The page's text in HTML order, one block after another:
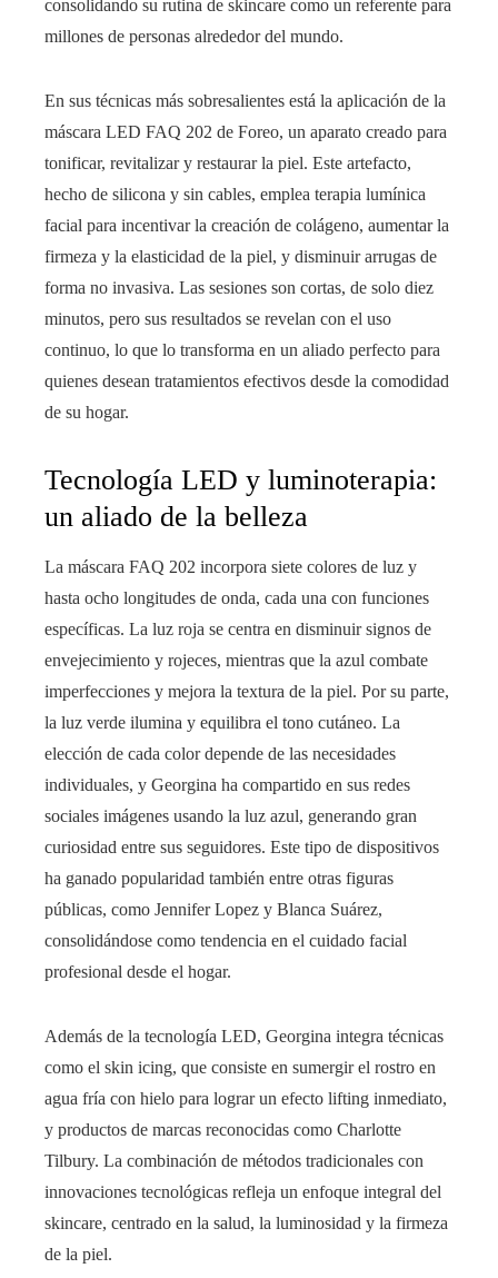
consolidando su rutina de skincare como un referente para
millones de personas alrededor del mundo.
En sus técnicas más sobresalientes está la aplicación de la
máscara LED FAQ 202 de Foreo, un aparato creado para
tonificar, revitalizar y restaurar la piel. Este artefacto,
hecho de silicona y sin cables, emplea terapia lumínica
facial para incentivar la creación de colágeno, aumentar la
firmeza y la elasticidad de la piel, y disminuir arrugas de
forma no invasiva. Las sesiones son cortas, de solo diez
minutos, pero sus resultados se revelan con el uso
continuo, lo que lo transforma en un aliado perfecto para
quienes desean tratamientos efectivos desde la comodidad
de su hogar.
Tecnología LED y luminoterapia:
un aliado de la belleza
La máscara FAQ 202 incorpora siete colores de luz y
hasta ocho longitudes de onda, cada una con funciones
específicas. La luz roja se centra en disminuir signos de
envejecimiento y rojeces, mientras que la azul combate
imperfecciones y mejora la textura de la piel. Por su parte,
la luz verde ilumina y equilibra el tono cutáneo. La
elección de cada color depende de las necesidades
individuales, y Georgina ha compartido en sus redes
sociales imágenes usando la luz azul, generando gran
curiosidad entre sus seguidores. Este tipo de dispositivos
ha ganado popularidad también entre otras figuras
públicas, como Jennifer Lopez y Blanca Suárez,
consolidándose como tendencia en el cuidado facial
profesional desde el hogar.
Además de la tecnología LED, Georgina integra técnicas
como el skin icing, que consiste en sumergir el rostro en
agua fría con hielo para lograr un efecto lifting inmediato,
y productos de marcas reconocidas como Charlotte
Tilbury. La combinación de métodos tradicionales con
innovaciones tecnológicas refleja un enfoque integral del
skincare, centrado en la salud, la luminosidad y la firmeza
de la piel.